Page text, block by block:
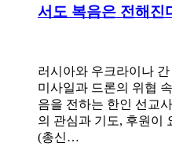
서도 복음은 전해진
러시아와 우크라이나
미사일과 드론의 위협
음을 전하는 한인 선교
의 관심과 기도, 후원이
(총신…